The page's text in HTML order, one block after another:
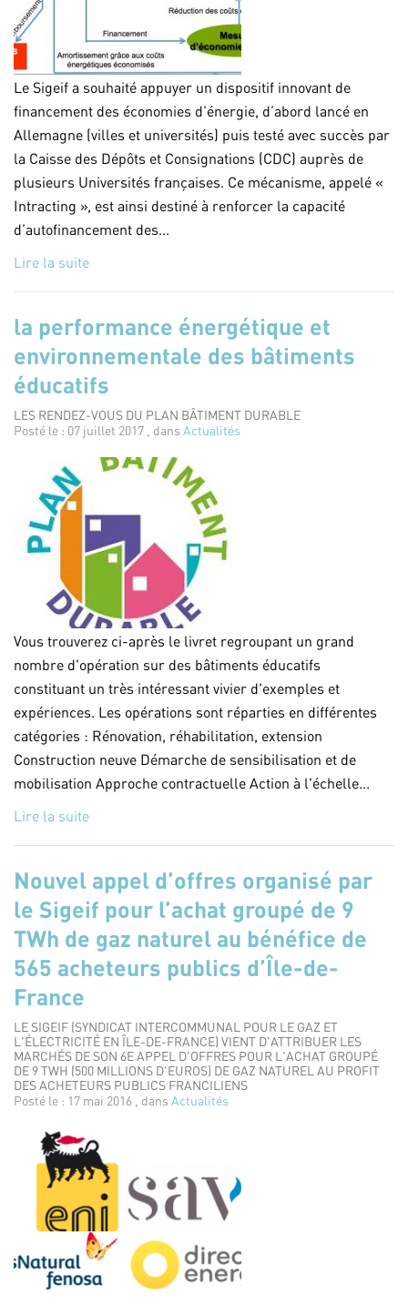
Le Sigeif a souhaité appuyer un dispositif innovant de
financement des économies d’énergie, d’abord lancé en
Allemagne (villes et universités) puis testé avec succès par
la Caisse des Dépôts et Consignations (CDC) auprès de
plusieurs Universités françaises. Ce mécanisme, appelé «
Intracting », est ainsi destiné à renforcer la capacité
d’autofinancement des...
Lire la suite
la performance énergétique et
environnementale des bâtiments
éducatifs
LES RENDEZ-VOUS DU PLAN BÂTIMENT DURABLE
Posté le : 07 juillet 2017 , dans Actualités
Vous trouverez ci-après le livret regroupant un grand
nombre d'opération sur des bâtiments éducatifs
constituant un très intéressant vivier d'exemples et
expériences. Les opérations sont réparties en différentes
catégories : Rénovation, réhabilitation, extension
Construction neuve Démarche de sensibilisation et de
mobilisation Approche contractuelle Action à l'échelle...
Lire la suite
Nouvel appel d’offres organisé par
le Sigeif pour l’achat groupé de 9
TWh de gaz naturel au bénéfice de
565 acheteurs publics d’Île-de-
France
LE SIGEIF (SYNDICAT INTERCOMMUNAL POUR LE GAZ ET
L'ÉLECTRICITÉ EN ÎLE-DE-FRANCE) VIENT D'ATTRIBUER LES
MARCHÉS DE SON 6E APPEL D'OFFRES POUR L'ACHAT GROUPÉ
DE 9 TWH (500 MILLIONS D'EUROS) DE GAZ NATUREL AU PROFIT
DES ACHETEURS PUBLICS FRANCILIENS
Posté le : 17 mai 2016 , dans Actualités